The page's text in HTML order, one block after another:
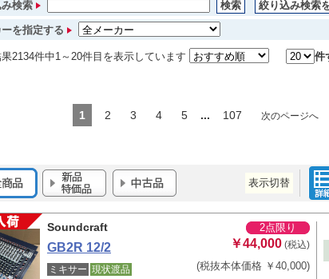
検索 検索 絞り込み検索
を指定する
2134件中1～20件目を表示しています 件
1 2 3 4 5 ... 107 次のページへ
表示切替
Soundcraft 2点限り
GB2R 12/2 ￥44,000 (税込)
(税抜本体価格 ￥40,000)
ミキサー 現状渡品